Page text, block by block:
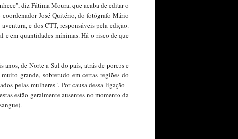
diz Fátima Moura, que acaba de editar o
José Quitério, do fotógrafo Mário
e dos CTT, responsáveis pela edição.
e em quantidades mínimas. Há o risco de que
anos, de Norte a Sul do país, atrás de porcos e
grande, sobretudo em certas regiões do
pelas mulheres". Por causa dessa ligação -
estão geralmente ausentes no momento da